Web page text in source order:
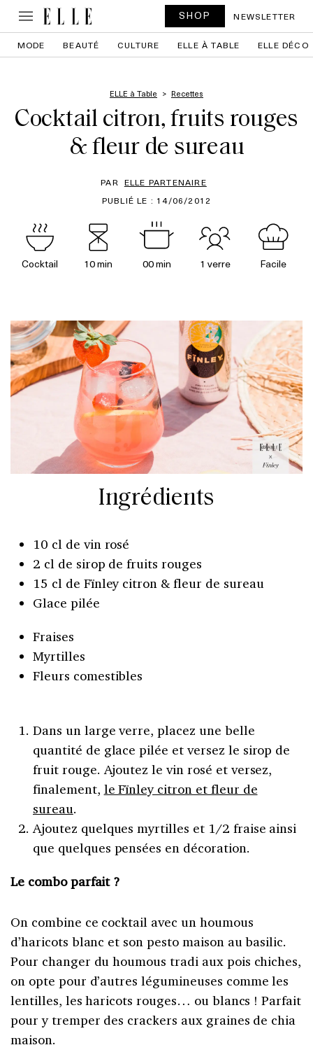
SHOP NEWSLETTER
MODE BEAUTÉ CULTURE ELLE À TABLE ELLE DÉCO
ELLE à Table Recettes
Cocktail citron, fruits rouges
& fleur de sureau
PAR ELLE PARTENAIRE
PUBLIÉ LE : 14/06/2012
Cocktail 10 min 00 min 1 verre Facile
Ingrédients
10 cl de vin rosé
2 cl de sirop de fruits rouges
15 cl de Fïnley citron & fleur de sureau
Glace pilée
Fraises
Myrtilles
Fleurs comestibles
Dans un large verre, placez une belle
quantité de glace pilée et versez le sirop de
fruit rouge. Ajoutez le vin rosé et versez,
finalement, le Fïnley citron et fleur de
sureau.
Ajoutez quelques myrtilles et 1/2 fraise ainsi
que quelques pensées en décoration.
Le combo parfait ?
On combine ce cocktail avec un houmous
d’haricots blanc et son pesto maison au basilic.
Pour changer du houmous tradi aux pois chiches,
on opte pour d’autres légumineuses comme les
lentilles, les haricots rouges… ou blancs ! Parfait
pour y tremper des crackers aux graines de chia
maison.